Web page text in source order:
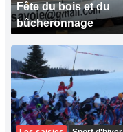
Fête du bois et du
bûcheronnage